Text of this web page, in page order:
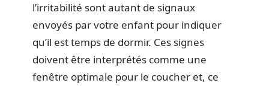
l’irritabilité sont autant de signaux
envoyés par votre enfant pour indiquer
qu’il est temps de dormir. Ces signes
doivent être interprétés comme une
fenêtre optimale pour le coucher et, ce